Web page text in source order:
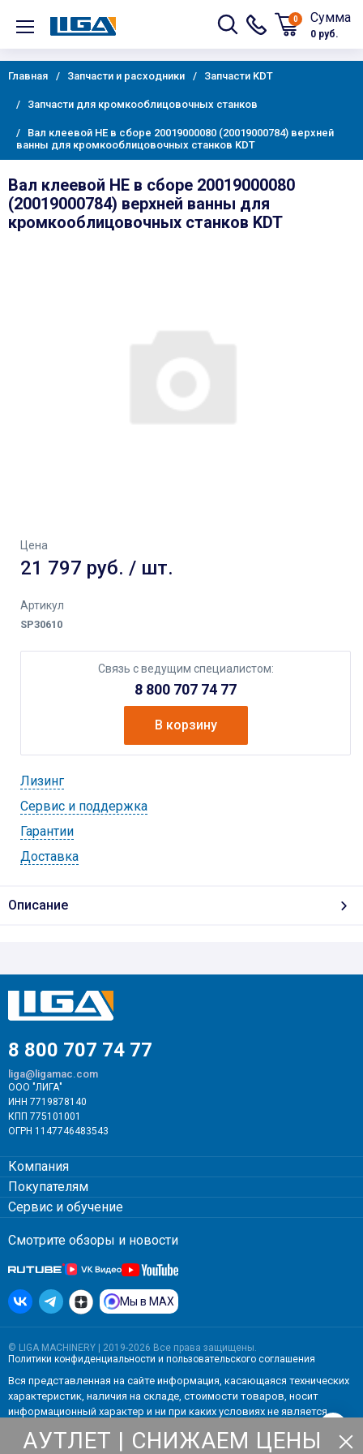
0 Сумма
0 руб.
Главная Запчасти и расходники Запчасти KDT
Запчасти для кромкооблицовочных станков
Вал клеевой НЕ в сборе 20019000080 (20019000784) верхней
ванны для кромкооблицовочных станков KDT
Вал клеевой НЕ в сборе 20019000080
(20019000784) верхней ванны для
кромкооблицовочных станков KDT
Цена
21 797 руб. / шт.
Артикул
SP30610
Связь с ведущим специалистом:
8 800 707 74 77
В корзину
Лизинг
Cервис и поддержка
Гарантии
Доставка
Описание
8 800 707 74 77
liga@ligamac.com
ООО "ЛИГА"
ИНН 7719878140
КПП 775101001
ОГРН 1147746483543
Компания
Покупателям
Сервис и обучение
Смотрите обзоры и новости
Мы в MAX
© LIGA MACHINERY | 2019-2026 Все права защищены.
Политики конфиденциальности и пользовательского соглашения
Вся представленная на сайте информация, касающаяся технических
характеристик, наличия на складе, стоимости товаров, носит
информационный характер и ни при каких условиях не является
Гражданского кодекса РФ
АУТЛЕТ | СНИЖАЕМ ЦЕНЫ